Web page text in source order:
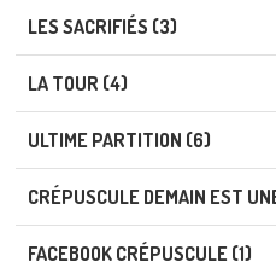
LES SACRIFIÉS (3)
LA TOUR (4)
ULTIME PARTITION (6)
CRÉPUSCULE DEMAIN EST
FACEBOOK CRÉPUSCULE (1)